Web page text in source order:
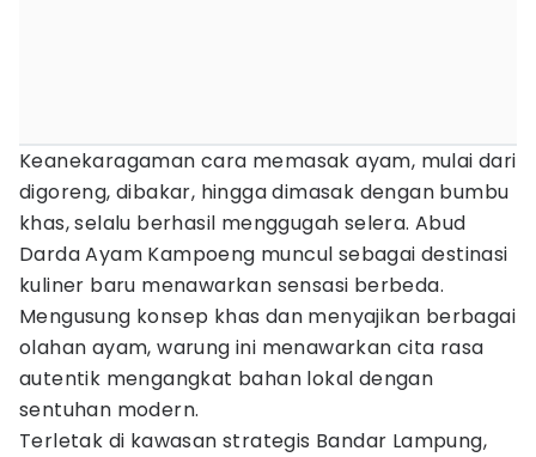
Keanekaragaman cara memasak ayam, mulai dari
digoreng, dibakar, hingga dimasak dengan bumbu
khas, selalu berhasil menggugah selera. Abud
Darda Ayam Kampoeng muncul sebagai destinasi
kuliner baru menawarkan sensasi berbeda.
Mengusung konsep khas dan menyajikan berbagai
olahan ayam, warung ini menawarkan cita rasa
autentik mengangkat bahan lokal dengan
sentuhan modern.
Terletak di kawasan strategis Bandar Lampung,